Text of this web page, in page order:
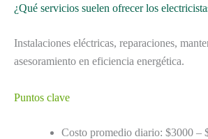
¿Qué servicios suelen ofrecer los
Instalaciones eléctricas, reparaciones,
asesoramiento en eficiencia energética.
Puntos clave
Costo promedio diario: $3000 –